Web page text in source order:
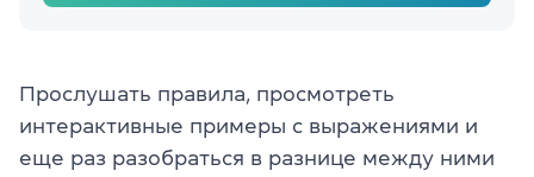
Прослушать правила, просмотреть
интерактивные примеры с выражениями и
еще раз разобраться в разнице между ними